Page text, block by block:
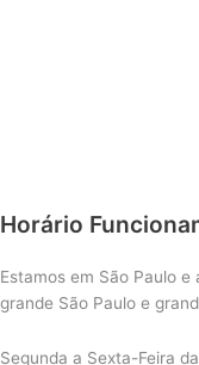
Horário
Estamos em São Paulo
grande São Paulo e
Segunda a Sexta-Feira